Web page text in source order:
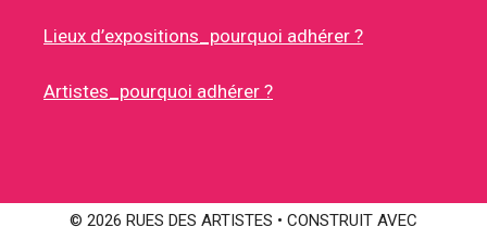
Lieux d’expositions_pourquoi adhérer ?
Artistes_pourquoi adhérer ?
© 2026 RUES DES ARTISTES • CONSTRUIT AVEC